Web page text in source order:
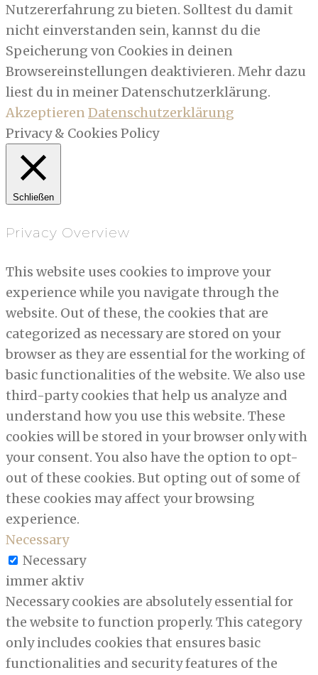
Nutzererfahrung zu bieten. Solltest du damit
nicht einverstanden sein, kannst du die
Speicherung von Cookies in deinen
Browsereinstellungen deaktivieren. Mehr dazu
liest du in meiner Datenschutzerklärung.
AkzeptierenDatenschutzerklärung
Privacy & Cookies Policy
Schließen
Privacy Overview
This website uses cookies to improve your
experience while you navigate through the
website. Out of these, the cookies that are
categorized as necessary are stored on your
browser as they are essential for the working of
basic functionalities of the website. We also use
third-party cookies that help us analyze and
understand how you use this website. These
cookies will be stored in your browser only with
your consent. You also have the option to opt-
out of these cookies. But opting out of some of
these cookies may affect your browsing
experience.
Necessary
Necessary
immer aktiv
Necessary cookies are absolutely essential for
the website to function properly. This category
only includes cookies that ensures basic
functionalities and security features of the